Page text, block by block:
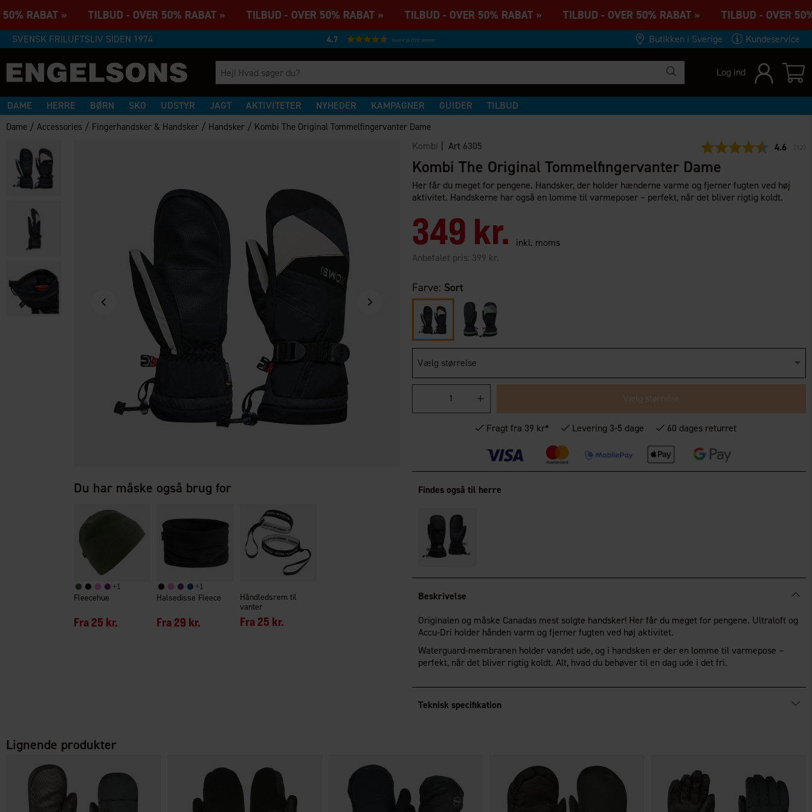
RABAT » TILBUD - OVER 50% RABAT » TILBUD - OVER 50% RABAT » TILBUD - OVER 50% RABAT » TILBUD - OVER 50% RABAT » TILBUD - OVER
SVENSK FRILUFTSLIV SIDEN 1974 4.7 Baseret på 27231 stemmer Butikken i Sverige Kundeservice
Log ind
DAME HERRE BØRN SKO UDSTYR JAGT AKTIVITETER NYHEDER KAMPAGNER GUIDER TILBUD
Dame /Accessories / Fingerhandsker & Handsker / Handsker / Kombi The Original Tommelfingervanter Dame
Du har måske også brug for
+1
Fleecehue
Fra 25 kr.
+1
Halsedisse Fleece
Fra 29 kr.
Håndledsrem til
vanter
Fra 25 kr.
Kombi | Art 6305 4.6 ( 12
Kombi The Original Tommelfingervanter Dame
Her får du meget for pengene. Handsker, der holder hænderne varme og fjerner fugten ved høj
aktivitet. Handskerne har også en lomme til varmeposer – perfekt, når det bliver rigtig koldt.
349 kr.
inkl. moms
Anbefalet pris: 399 kr.
Farve: Sort
Vælg størrelse
Vælg størrelse
Fragt fra 39 kr* Levering 3-5 dage 60 dages returret
Findes også til herre
Beskrivelse
Originalen og måske Canadas mest solgte handsker! Her får du meget for pengene. Ultraloft og
Accu-Dri holder hånden varm og fjerner fugten ved høj aktivitet.
Waterguard-membranen holder vandet ude, og i handsken er der en lomme til varmepose –
perfekt, når det bliver rigtig koldt. Alt, hvad du behøver til en dag ude i det fri.
Teknisk specifikation
Lignende produkter